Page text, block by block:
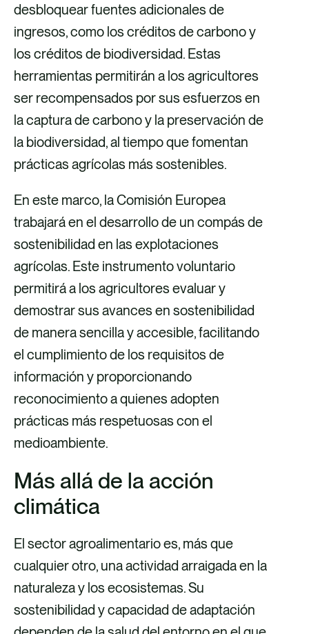
desbloquear fuentes adicionales de
ingresos, como los créditos de carbono y
los créditos de biodiversidad. Estas
herramientas permitirán a los agricultores
ser recompensados por sus esfuerzos en
la captura de carbono y la preservación de
la biodiversidad, al tiempo que fomentan
prácticas agrícolas más sostenibles.
En este marco, la Comisión Europea
trabajará en el desarrollo de un compás de
sostenibilidad en las explotaciones
agrícolas. Este instrumento voluntario
permitirá a los agricultores evaluar y
demostrar sus avances en sostenibilidad
de manera sencilla y accesible, facilitando
el cumplimiento de los requisitos de
información y proporcionando
reconocimiento a quienes adopten
prácticas más respetuosas con el
medioambiente.
Más allá de la acción
climática
El sector agroalimentario es, más que
cualquier otro, una actividad arraigada en la
naturaleza y los ecosistemas. Su
sostenibilidad y capacidad de adaptación